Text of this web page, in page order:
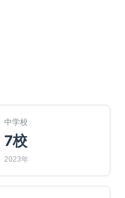
中学校
7校
2023年